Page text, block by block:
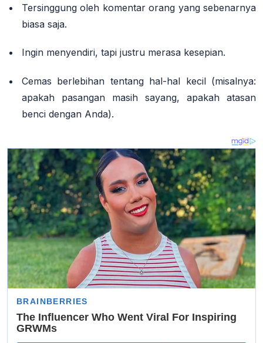
Tersinggung oleh komentar orang yang sebenarnya
biasa saja.
Ingin menyendiri, tapi justru merasa kesepian.
Cemas berlebihan tentang hal-hal kecil (misalnya:
apakah pasangan masih sayang, apakah atasan
benci dengan Anda).